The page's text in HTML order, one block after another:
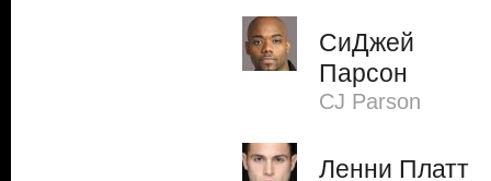
СиДжей
Парсон
CJ Parson
Ленни Платт